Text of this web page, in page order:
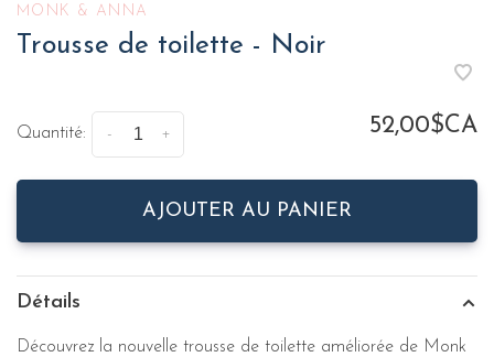
MONK & ANNA
Trousse de toilette - Noir
Quantité: +
- 52,00$CA
AJOUTER AU PANIER
Détails
Découvrez la nouvelle trousse de toilette améliorée de Monk